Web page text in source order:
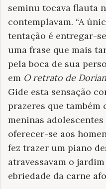
seminu tocava flauta
contemplavam. “A
tentação é entregar-
uma frase que mais
pela boca de sua
em O retrato de
Gide esta sensação
prazeres que
meninas
oferecer-se aos
fez trazer um piano
atravessavam o
ebriedade da carne